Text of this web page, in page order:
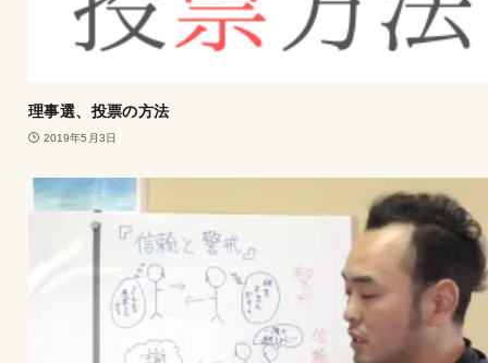
理事選、投票の方法
2019年5月3日